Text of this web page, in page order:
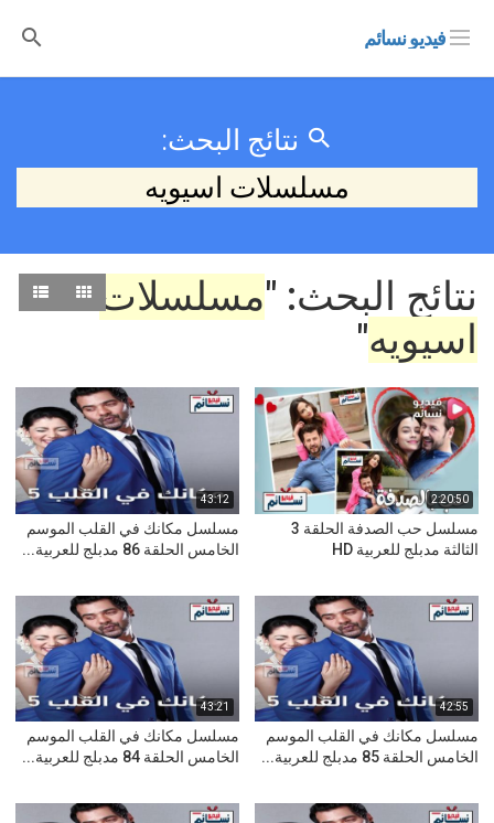
فيديو نسائم
نتائج البحث:
مسلسلات اسيويه
نتائج البحث: "مسلسلات
اسيويه"
2:20:50
مسلسل حب الصدفة الحلقة 3
الثالثة مدبلج للعربية HD
43:12
مسلسل مكانك في القلب الموسم
الخامس الحلقة 86 مدبلج للعربية...
42:55
مسلسل مكانك في القلب الموسم
الخامس الحلقة 85 مدبلج للعربية...
43:21
مسلسل مكانك في القلب الموسم
الخامس الحلقة 84 مدبلج للعربية...